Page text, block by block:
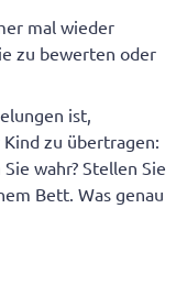
mal wieder
zu bewerten oder
ist,
zu übertragen:
wahr? Stellen Sie
Bett. Was genau